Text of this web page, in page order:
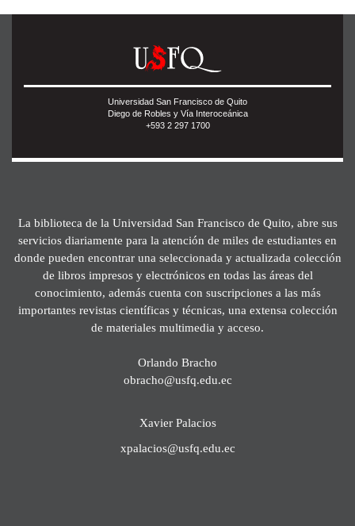
Universidad San Francisco de Quito
Diego de Robles y Vía Interoceánica
+593 2 297 1700
La biblioteca de la Universidad San Francisco de Quito, abre sus
servicios diariamente para la atención de miles de estudiantes en
donde pueden encontrar una seleccionada y actualizada colección
de libros impresos y electrónicos en todas las áreas del
conocimiento, además cuenta con suscripciones a las más
importantes revistas científicas y técnicas, una extensa colección
de materiales multimedia y acceso.
Orlando Bracho
obracho@usfq.edu.ec
Xavier Palacios
xpalacios@usfq.edu.ec